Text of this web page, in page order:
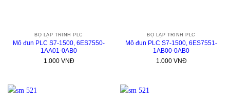
BỘ LẬP TRÌNH PLC
Mô đun PLC S7-1500, 6ES7550-
1AA01-0AB0
1.000VNĐ
BỘ LẬP TRÌNH PLC
Mô đun PLC S7-1500, 6ES7551-
1AB00-0AB0
1.000VNĐ